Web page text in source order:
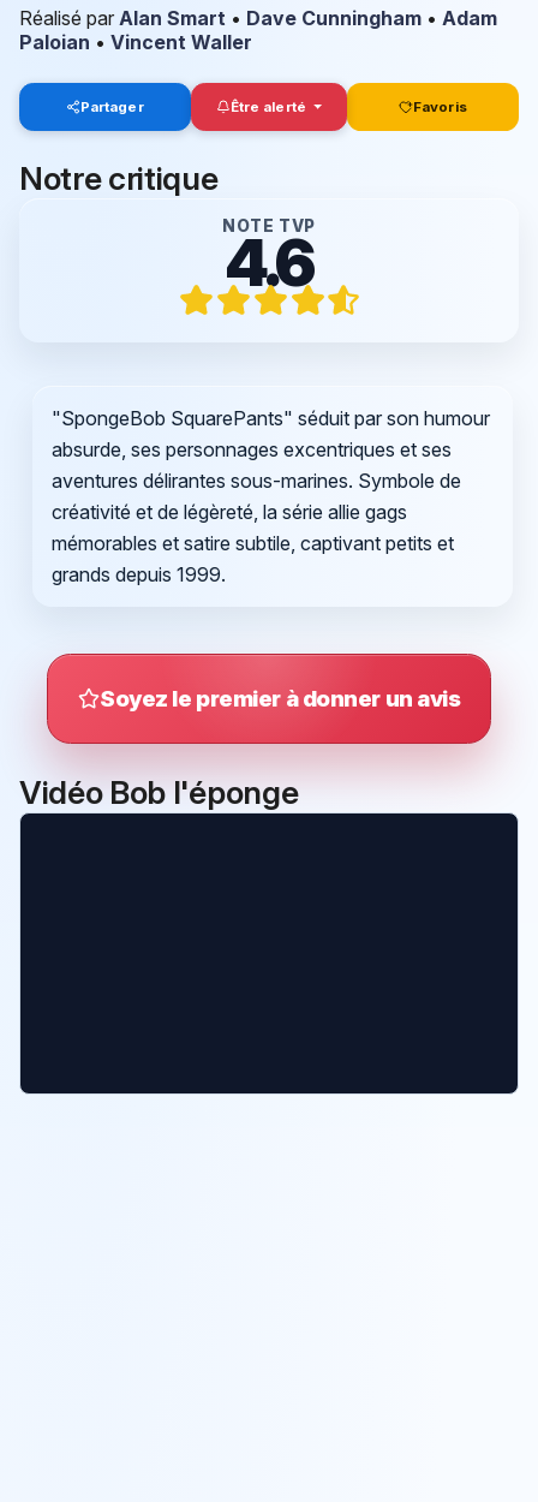
Réalisé par Alan Smart • Dave Cunningham • Adam
Paloian • Vincent Waller
Partager Être alerté Favoris
Notre critique
NOTE TVP
4.6
"SpongeBob SquarePants" séduit par son humour
absurde, ses personnages excentriques et ses
aventures délirantes sous-marines. Symbole de
créativité et de légèreté, la série allie gags
mémorables et satire subtile, captivant petits et
grands depuis 1999.
Soyez le premier à donner un avis
Vidéo Bob l'éponge